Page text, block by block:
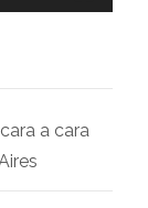
a cara